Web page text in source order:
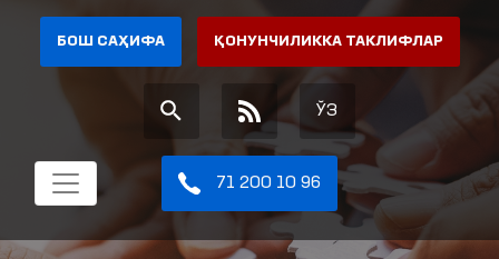
БОШ САҲИФА ҚОНУНЧИЛИККА ТАКЛИФЛАР
ЎЗ
71 200 10 96